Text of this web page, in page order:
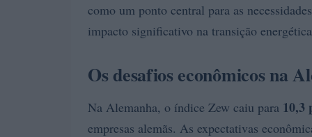
como um ponto central para as
impacto significativo na transição
Os desafios econômicos na
Na Alemanha, o índice Zew caiu para 10,3
empresas alemãs. As expectativas